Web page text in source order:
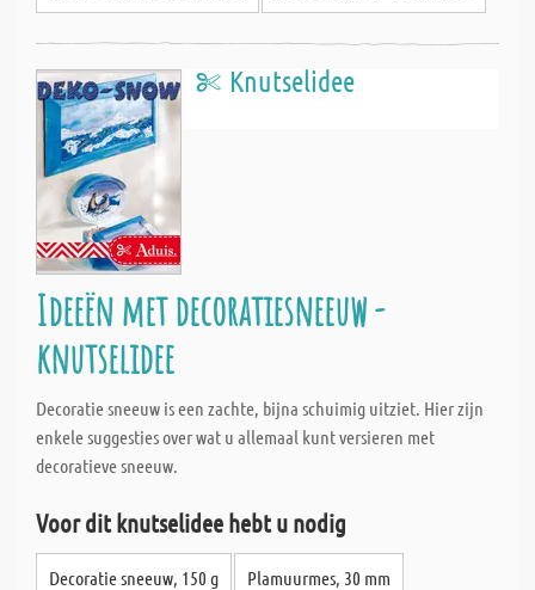
Knutselidee
Ideeën met decoratiesneeuw -
knutselidee
Decoratie sneeuw is een zachte, bijna schuimig uitziet. Hier zijn
enkele suggesties over wat u allemaal kunt versieren met
decoratieve sneeuw.
Voor dit knutselidee hebt u nodig
Decoratie sneeuw, 150 g Plamuurmes, 30 mm